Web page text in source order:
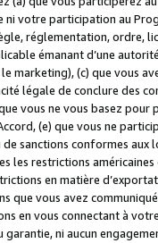
ni votre participation au
réglementation, ordre,
émanant d’une
marketing), (c) que vous
légale de conclure des
vous ne vous basez
(e) que vous ne
sanctions conformes
les restrictions
en matière
que vous avez
en vous connectant à
ni aucun